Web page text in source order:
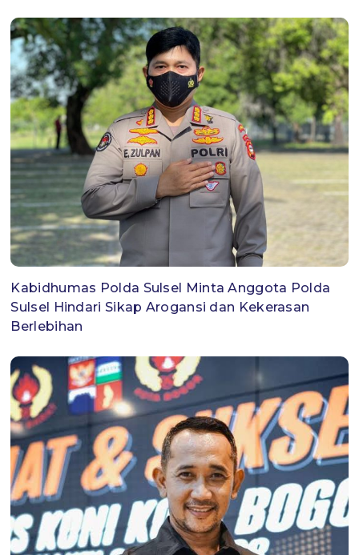
Kabidhumas Polda Sulsel Minta Anggota Polda
Sulsel Hindari Sikap Arogansi dan Kekerasan
Berlebihan